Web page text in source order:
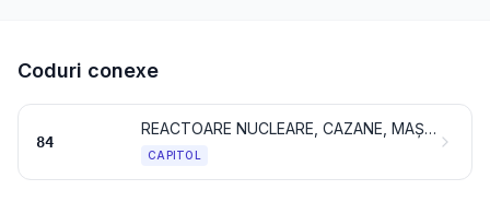
Coduri conexe
84
REACTOARE NUCLEARE, CAZANE, MAȘINI, APARATE ȘI DISPOZITIVE MECANICE; PĂRȚI ALE ACESTORA
CAPITOL